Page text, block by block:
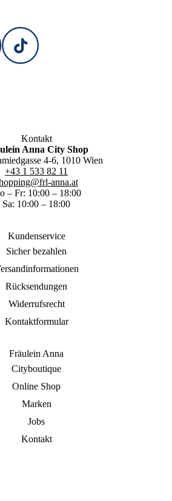
Kontakt
Anna City Shop
4-6, 1010 Wien
+43 1 533 82 11
anna.at
– Fr: 10:00 – 18:00
Sa: 10:00 – 18:00
Kundenservice
Sicher bezahlen
Rücksendungen
Widerrufsrecht
Kontaktformular
Fräulein Anna
Cityboutique
Online Shop
Marken
Jobs
Kontakt